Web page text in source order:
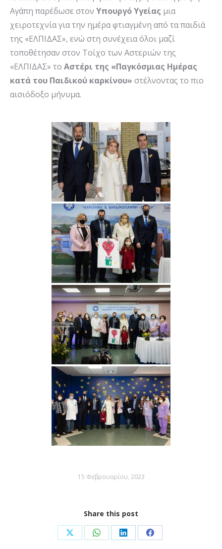
Αγάπη παρέδωσε στον Υπουργό Υγείας μια
χειροτεχνία για την ημέρα φτιαγμένη από τα παιδιά
της «ΕΛΠΙΔΑΣ», ενώ στη συνέχεια όλοι μαζί
τοποθέτησαν στον Τοίχο των Αστεριών της
«ΕΛΠΙΔΑΣ» το Αστέρι της «Παγκόσμιας Ημέρας
κατά του Παιδικού καρκίνου» στέλνοντας το πιο
αισιόδοξο μήνυμα.
15 Φεβρουαρίου, 2023
Share this post
Share Share Share Share